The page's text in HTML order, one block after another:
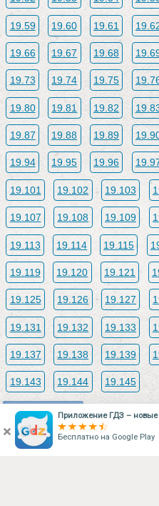
19.59 19.60 19.61
19.66 19.67 19.68
19.73 19.74 19.75
19.80 19.81 19.82
19.87 19.88 19.89
19.94 19.95 19.96
19.101 19.102 19.103
19.107 19.108 19.109
19.113 19.114 19.115
19.119 19.120 19.121
19.125 19.126 19.127
19.131 19.132 19.133
19.137 19.138 19.139
19.143 19.144 19.145
×
Приложение ГДЗ –
Бесплатно на Google Play
Поделиться